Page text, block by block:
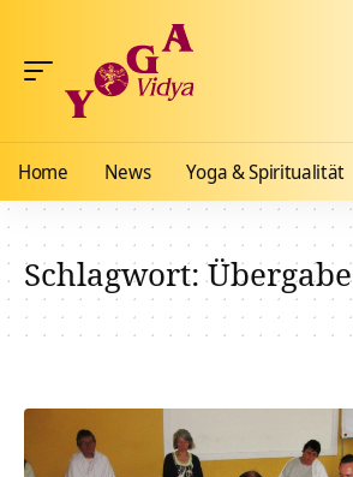
Home News Yoga & Spiritualität
Schlagwort:Übergabe